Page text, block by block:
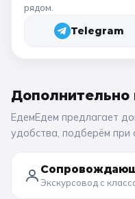
рядом.
Telegram
Дополнительно
ЕдемЕдем предлагает
удобства, подберём при
Экскурсовод с